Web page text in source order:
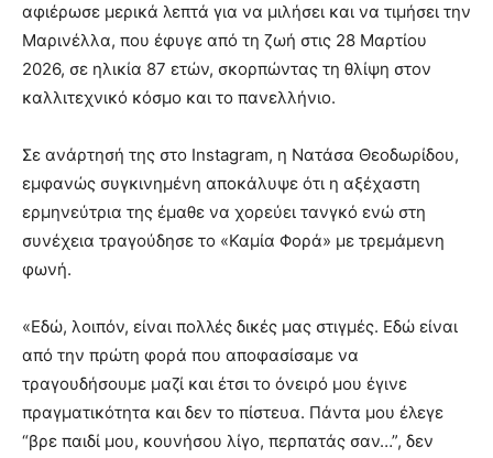
αφιέρωσε μερικά λεπτά για να μιλήσει και να τιμήσει την
Μαρινέλλα, που έφυγε από τη ζωή στις 28 Μαρτίου
2026, σε ηλικία 87 ετών, σκορπώντας τη θλίψη στον
καλλιτεχνικό κόσμο και το πανελλήνιο.
Σε ανάρτησή της στο Instagram, η Νατάσα Θεοδωρίδου,
εμφανώς συγκινημένη αποκάλυψε ότι η αξέχαστη
ερμηνεύτρια της έμαθε να χορεύει τανγκό ενώ στη
συνέχεια τραγούδησε το «Καμία Φορά» με τρεμάμενη
φωνή.
«Εδώ, λοιπόν, είναι πολλές δικές μας στιγμές. Εδώ είναι
από την πρώτη φορά που αποφασίσαμε να
τραγουδήσουμε μαζί και έτσι το όνειρό μου έγινε
πραγματικότητα και δεν το πίστευα. Πάντα μου έλεγε
“βρε παιδί μου, κουνήσου λίγο, περπατάς σαν…”, δεν